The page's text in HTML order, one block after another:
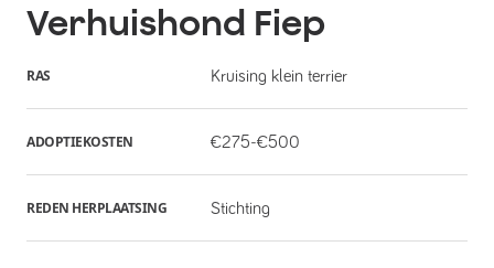
Verhuishond Fiep
RAS Kruising klein terrier
ADOPTIEKOSTEN €275-€500
REDEN HERPLAATSING Stichting